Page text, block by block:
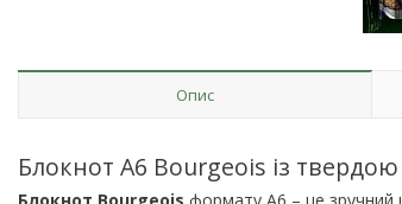
Опис
Блокнот А6 Bourgeois із